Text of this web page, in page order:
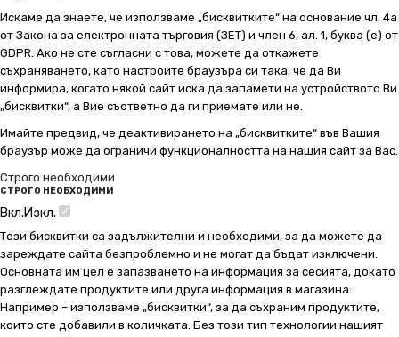
Искаме да знаете, че използваме „бисквитките“ на основание чл. 4а
от Закона за електронната търговия (ЗЕТ) и член 6, ал. 1, буква (е) от
GDPR. Ако не сте съгласни с това, можете да откажете
съхраняването, като настроите браузъра си така, че да Ви
информира, когато някой сайт иска да запамети на устройството Ви
„бисквитки“, а Вие съответно да ги приемате или не.
Имайте предвид, че деактивирането на „бисквитките“ във Вашия
браузър може да ограничи функционалността на нашия сайт за Вас.
Строго необходими
СТРОГО НЕОБХОДИМИ
Вкл.Изкл.
Тези бисквитки са задължителни и необходими, за да можете да
зареждате сайта безпроблемно и не могат да бъдат изключени.
Основната им цел е запазването на информация за сесията, докато
разглеждате продуктите или друга информация в магазина.
Например – използваме „бисквитки“, за да съхраним продуктите,
които сте добавили в количката. Без този тип технологии нашият